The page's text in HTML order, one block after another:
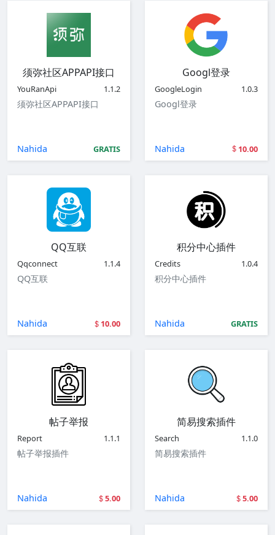
须弥社区APPAPI接口
YouRanApi 1.1.2
须弥社区APPAPI接口
Nahida GRATIS
Googl登录
GoogleLogin 1.0.3
Googl登录
Nahida 10.00
QQ互联
Qqconnect 1.1.4
QQ互联
Nahida 10.00
积分中心插件
Credits 1.0.4
积分中心插件
Nahida GRATIS
帖子举报
Report 1.1.1
帖子举报插件
Nahida 5.00
简易搜索插件
Search 1.1.0
简易搜索插件
Nahida 5.00